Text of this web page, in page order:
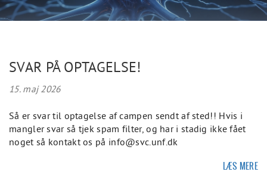
SVAR PÅ OPTAGELSE!
15. maj 2026
Så er svar til optagelse af campen sendt af sted!! Hvis i
mangler svar så tjek spam filter, og har i stadig ikke fået
noget så kontakt os på info@svc.unf.dk
LÆS MERE